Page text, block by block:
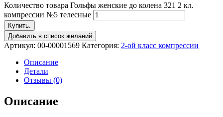
Количество товара Гольфы женские до колена 321 2 кл.
компрессии №5 телесные
Купить.
Добавить в список желаний
Артикул: 00-00001569 Категория: 2-ой класс компрессии
Описание
Детали
Отзывы (0)
Описание